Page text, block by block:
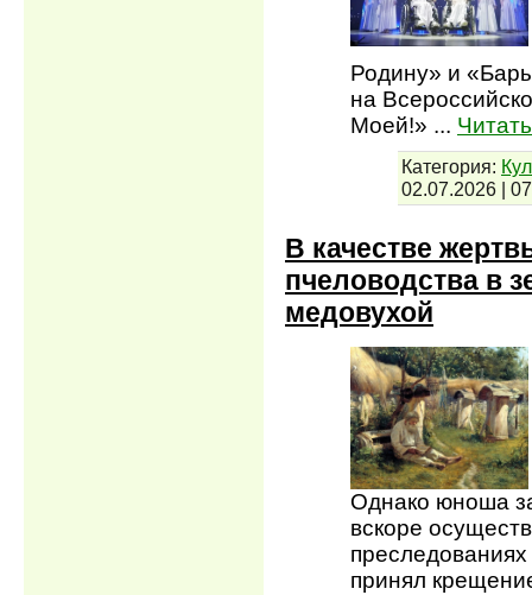
Родину» и
на
Моей!» ...
Категория:
02.07.2026 |
В качестве
пчеловодства в
медовухой
Однако юноша
вскоре
принял